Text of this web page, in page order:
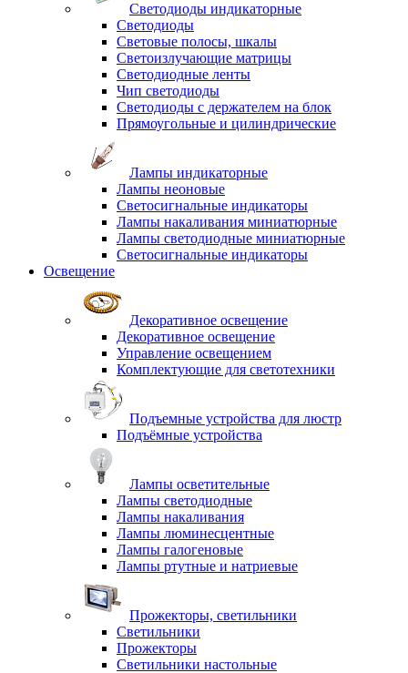
Светодиоды индикаторные
Светодиоды
Световые полосы, шкалы
Светоизлучающие матрицы
Светодиодные ленты
Чип светодиоды
Светодиоды с держателем на блок
Прямоугольные и цилиндрические
Лампы индикаторные
Лампы неоновые
Светосигнальные индикаторы
Лампы накаливания миниатюрные
Лампы светодиодные миниатюрные
Светосигнальные индикаторы
Освещение
Декоративное освещение
Декоративное освещение
Управление освещением
Комплектующие для светотехники
Подъемные устройства для люстр
Подъёмные устройства
Лампы осветительные
Лампы светодиодные
Лампы накаливания
Лампы люминесцентные
Лампы галогеновые
Лампы ртутные и натриевые
Прожекторы, светильники
Светильники
Прожекторы
Светильники настольные